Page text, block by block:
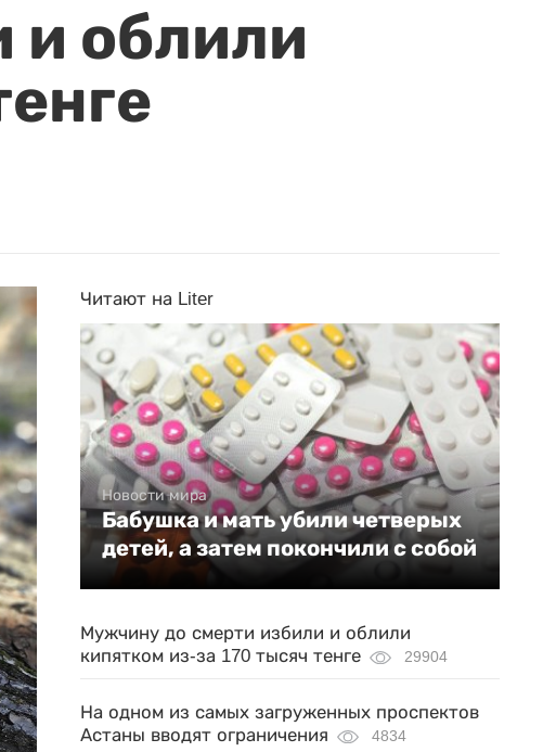
и облили
Читают на Liter
Новости мира
Бабушка и мать убили четверых
детей, а затем покончили с собой
Мужчину до смерти избили и облили
кипятком из-за 170 тысяч тенге
29904
На одном из самых загруженных проспектов
Астаны вводят ограничения
4834